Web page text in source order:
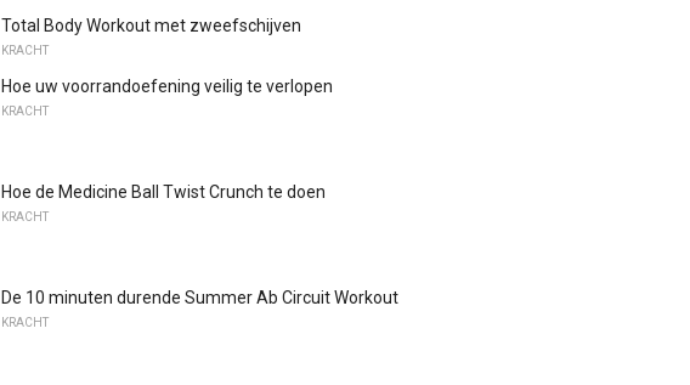
Total Body Workout met zweefschijven
KRACHT
Hoe uw voorrandoefening veilig te verlopen
KRACHT
Hoe de Medicine Ball Twist Crunch te doen
KRACHT
De 10 minuten durende Summer Ab Circuit Workout
KRACHT